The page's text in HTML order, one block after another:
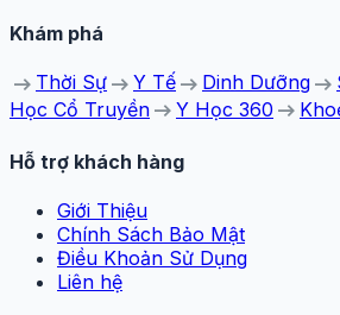
Khám phá
arrow_right_alt Thời Sự arrow_right_alt Y Tế arrow_right_alt Dinh Dưỡng arrow_right_alt
Học Cổ Truyền arrow_right_alt Y Học 360 arrow_right_alt
Hỗ trợ khách hàng
Giới Thiệu
Chính Sách Bảo Mật
Điều Khoản Sử Dụng
Liên hệ